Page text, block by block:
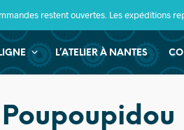
restent ouvertes. Les expéditions
L’ATELIER À NANTES